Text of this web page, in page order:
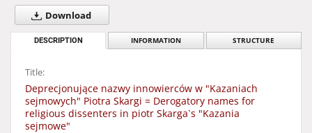
Download
DESCRIPTION INFORMATION STRUCTURE
Title:
Deprecjonujące nazwy innowierców w "Kazaniach
sejmowych" Piotra Skargi = Derogatory names for
religious dissenters in piotr Skarga`s "Kazania
sejmowe"